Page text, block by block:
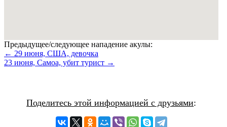
Предыдущее/следующее нападение акулы:
← 29 июня, США, девочка
23 июня, Самоа, убит турист →
Поделитесь этой информацией с друзьями: